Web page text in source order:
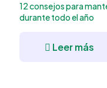
12 consejos para
durante todo el año
Leer más